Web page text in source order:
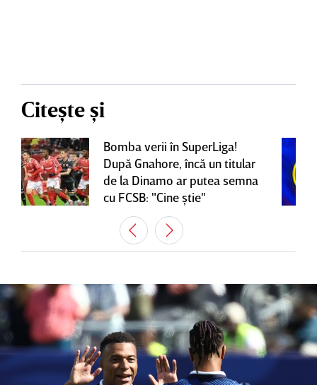
Citește și
Bomba verii în SuperLiga!
După Gnahore, încă un titular
de la Dinamo ar putea semna
cu FCSB: "Cine ştie"